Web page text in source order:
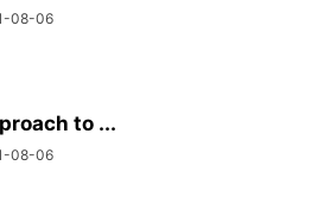
08-06
to ...
08-06